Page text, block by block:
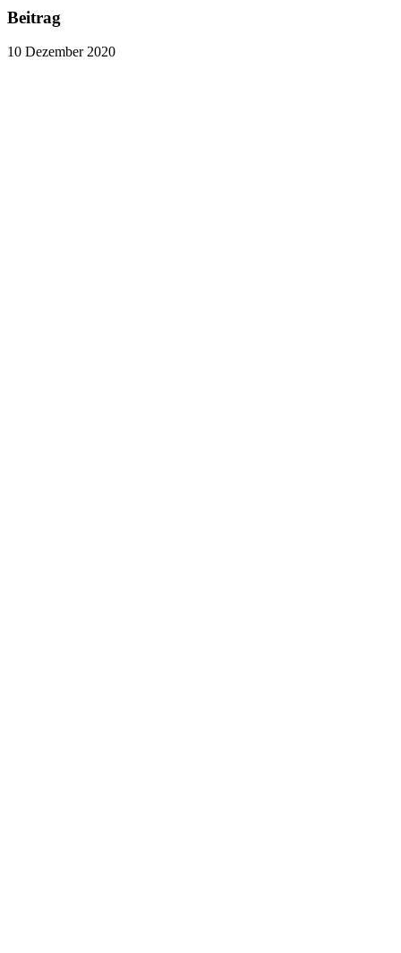
Beitrag
10 Dezember 2020